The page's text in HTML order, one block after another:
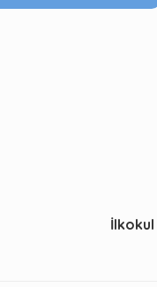
İlkokul